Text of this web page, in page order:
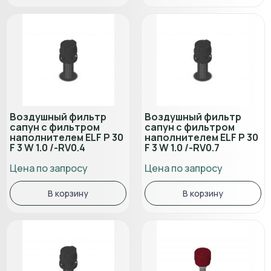
Воздушный фильтр
сапун с фильтром
наполнителем ELF P 30
F 3 W 1.0 /-RV0.4
Цена по запросу
В корзину
Воздушный фильтр
сапун с фильтром
наполнителем ELF P 30
F 3 W 1.0 /-RV0.7
Цена по запросу
В корзину